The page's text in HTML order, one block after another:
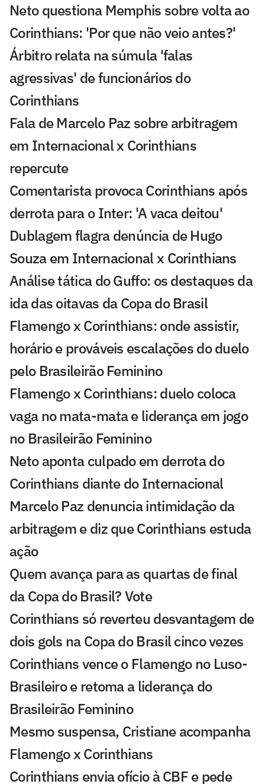
Neto questiona Memphis sobre volta ao
Corinthians: 'Por que não veio antes?'
Árbitro relata na súmula 'falas
agressivas' de funcionários do
Corinthians
Fala de Marcelo Paz sobre arbitragem
em Internacional x Corinthians
repercute
Comentarista provoca Corinthians após
derrota para o Inter: 'A vaca deitou'
Dublagem flagra denúncia de Hugo
Souza em Internacional x Corinthians
Análise tática do Guffo: os destaques da
ida das oitavas da Copa do Brasil
Flamengo x Corinthians: onde assistir,
horário e prováveis escalações do duelo
pelo Brasileirão Feminino
Flamengo x Corinthians: duelo coloca
vaga no mata-mata e liderança em jogo
no Brasileirão Feminino
Neto aponta culpado em derrota do
Corinthians diante do Internacional
Marcelo Paz denuncia intimidação da
arbitragem e diz que Corinthians estuda
ação
Quem avança para as quartas de final
da Copa do Brasil? Vote
Corinthians só reverteu desvantagem de
dois gols na Copa do Brasil cinco vezes
Corinthians vence o Flamengo no Luso-
Brasileiro e retoma a liderança do
Brasileirão Feminino
Mesmo suspensa, Cristiane acompanha
Flamengo x Corinthians
Corinthians envia ofício à CBF e pede